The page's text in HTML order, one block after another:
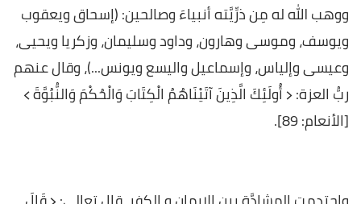
ووهب الله له مِن ذرِّيَّته أنبياءَ وصالحين: (إسحاق ويعقوب
ويوسف، وموسى وهارون، وداود وسليمان، وزكريا ويحيى،
وعيسى وإلياس، وإسماعيل واليسع ويونس...)، وقال عنهم
ربُّ العزة: ﴿ أُولَئِكَ الَّذِينَ آتَيْنَاهُمُ الْكِتَابَ وَالْحُكْمَ وَالنُّبُوَّةَ ﴾
[الأنعام: 89].